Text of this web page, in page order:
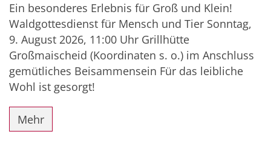
Ein besonderes Erlebnis für Groß und Klein!
Waldgottesdienst für Mensch und Tier Sonntag,
9. August 2026, 11:00 Uhr Grillhütte
Großmaischeid (Koordinaten s. o.) im Anschluss
gemütliches Beisammensein Für das leibliche
Wohl ist gesorgt!
Mehr